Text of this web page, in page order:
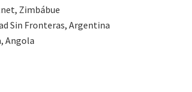
Zimbábue
Sin Fronteras, Argentina
Angola